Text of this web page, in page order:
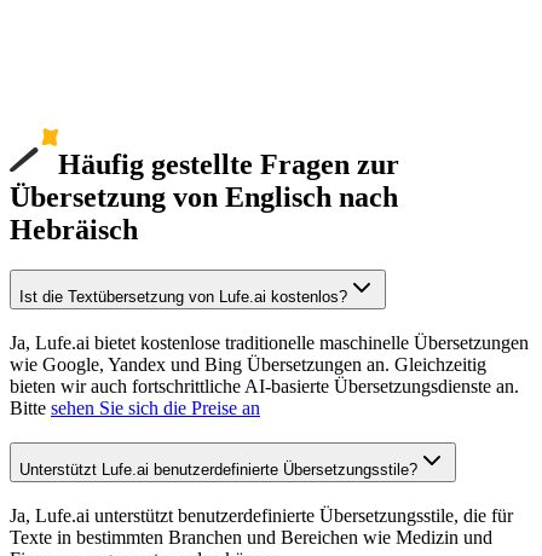
Häufig gestellte Fragen zur
Übersetzung von Englisch nach
Hebräisch
Ist die Textübersetzung von Lufe.ai kostenlos?
Ja, Lufe.ai bietet kostenlose traditionelle maschinelle Übersetzungen
wie Google, Yandex und Bing Übersetzungen an. Gleichzeitig
bieten wir auch fortschrittliche AI-basierte Übersetzungsdienste an.
Bitte sehen Sie sich die Preise an
Unterstützt Lufe.ai benutzerdefinierte Übersetzungsstile?
Ja, Lufe.ai unterstützt benutzerdefinierte Übersetzungsstile, die für
Texte in bestimmten Branchen und Bereichen wie Medizin und